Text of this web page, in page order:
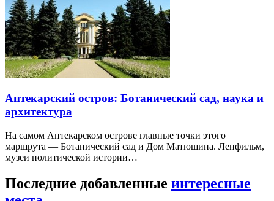
Аптекарский остров: Ботанический сад, наука и
архитектура
На самом Аптекарском острове главные точки этого
маршрута — Ботанический сад и Дом Матюшина. Ленфильм,
музеи политической истории…
Последние добавленные интересные